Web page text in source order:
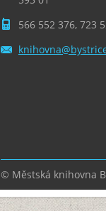
566 552 376, 723
knihovna@bystric
© Městská knihovna